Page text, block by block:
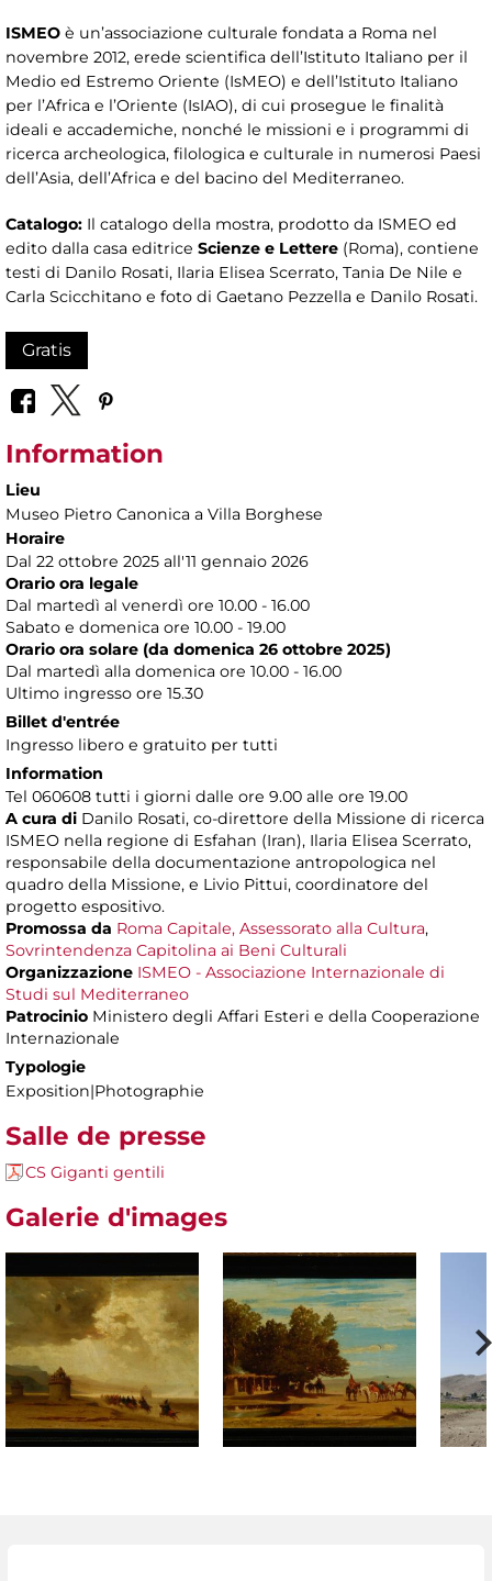
ISMEO è un’associazione culturale fondata a Roma nel
novembre 2012, erede scientifica dell’Istituto Italiano per il
Medio ed Estremo Oriente (IsMEO) e dell’Istituto Italiano
per l’Africa e l’Oriente (IsIAO), di cui prosegue le finalità
ideali e accademiche, nonché le missioni e i programmi di
ricerca archeologica, filologica e culturale in numerosi Paesi
dell’Asia, dell’Africa e del bacino del Mediterraneo.
Catalogo: Il catalogo della mostra, prodotto da ISMEO ed
edito dalla casa editrice Scienze e Lettere (Roma), contiene
testi di Danilo Rosati, Ilaria Elisea Scerrato, Tania De Nile e
Carla Scicchitano e foto di Gaetano Pezzella e Danilo Rosati.
Gratis
Information
Lieu
Museo Pietro Canonica a Villa Borghese
Horaire
Dal 22 ottobre 2025 all'11 gennaio 2026
Orario ora legale
Dal martedì al venerdì ore 10.00 - 16.00
Sabato e domenica ore 10.00 - 19.00
Orario ora solare (da domenica 26 ottobre 2025)
Dal martedì alla domenica ore 10.00 - 16.00
Ultimo ingresso ore 15.30
Billet d'entrée
Ingresso libero e gratuito per tutti
Information
Tel 060608 tutti i giorni dalle ore 9.00 alle ore 19.00
A cura di Danilo Rosati, co-direttore della Missione di ricerca
ISMEO nella regione di Esfahan (Iran), Ilaria Elisea Scerrato,
responsabile della documentazione antropologica nel
quadro della Missione, e Livio Pittui, coordinatore del
progetto espositivo.
Promossa da Roma Capitale, Assessorato alla Cultura,
Sovrintendenza Capitolina ai Beni Culturali
Organizzazione ISMEO - Associazione Internazionale di
Studi sul Mediterraneo
Patrocinio Ministero degli Affari Esteri e della Cooperazione
Internazionale
Typologie
Exposition|Photographie
Salle de presse
CS Giganti gentili
Galerie d'images